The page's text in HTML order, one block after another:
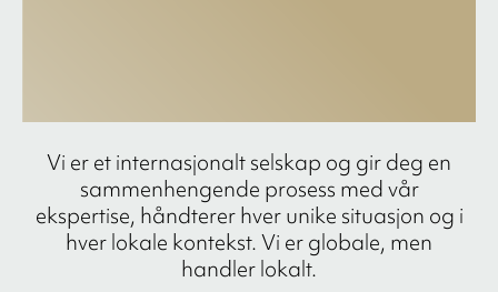
Vi er et internasjonalt selskap og gir deg en
sammenhengende prosess med vår
ekspertise, håndterer hver unike situasjon og i
hver lokale kontekst. Vi er globale, men
handler lokalt.